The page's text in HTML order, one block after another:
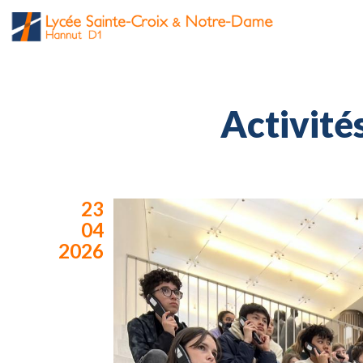
23
04
2026